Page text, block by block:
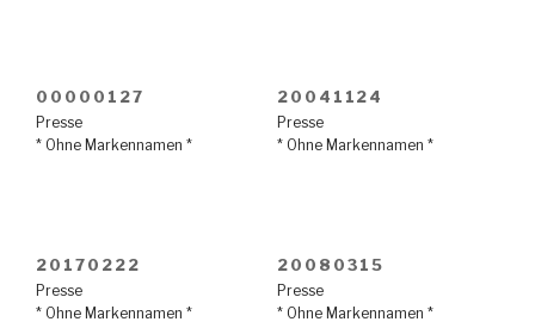
00000127
Presse
* Ohne Markennamen *
20041124
Presse
* Ohne Markennamen *
20170222
Presse
* Ohne Markennamen *
20080315
Presse
* Ohne Markennamen *